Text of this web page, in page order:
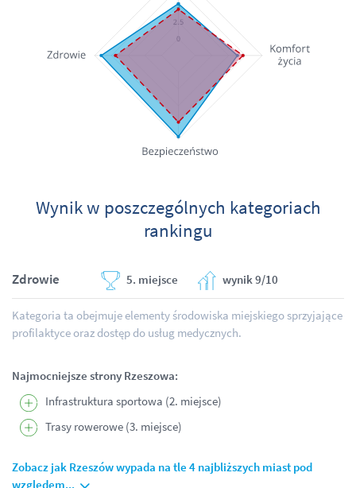
Wynik w poszczególnych kategoriach
rankingu
Zdrowie 5. miejsce wynik 9/10
Kategoria ta obejmuje elementy środowiska miejskiego sprzyjające
profilaktyce oraz dostęp do usług medycznych.
Najmocniejsze strony Rzeszowa:
Infrastruktura sportowa (2. miejsce)
Trasy rowerowe (3. miejsce)
Zobacz jak Rzeszów wypada na tle 4 najbliższych miast pod
względem...